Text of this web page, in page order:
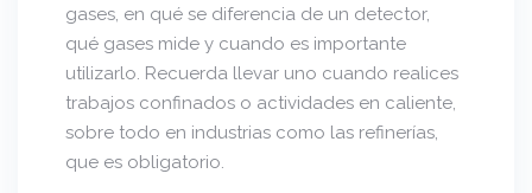
gases, en qué se diferencia de un detector,
qué gases mide y cuando es importante
utilizarlo. Recuerda llevar uno cuando realices
trabajos confinados o actividades en caliente,
sobre todo en industrias como las refinerías,
que es obligatorio.